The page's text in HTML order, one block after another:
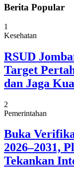
Berita Popular
1
Kesehatan
RSUD
Target
dan Jaga
2
Pemerintahan
Buka
2026–2031,
Tekankan